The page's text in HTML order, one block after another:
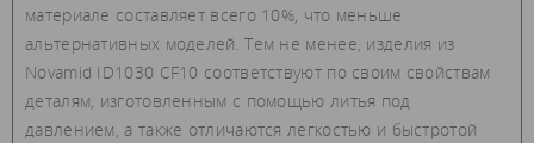
материале составляет всего 10%, что меньше
альтернативных моделей. Тем не менее, изделия из
Novamid ID1030 CF10 соответствуют по своим свойствам
деталям, изготовленным с помощью литья под
давлением, а также отличаются легкостью и быстротой